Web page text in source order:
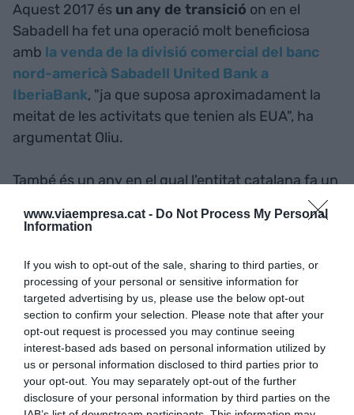
www.viaempresa.cat - Do Not Process My Personal
Information
If you wish to opt-out of the sale, sharing to third parties, or
processing of your personal or sensitive information for
targeted advertising by us, please use the below opt-out
section to confirm your selection. Please note that after your
opt-out request is processed you may continue seeing
interest-based ads based on personal information utilized by
us or personal information disclosed to third parties prior to
your opt-out. You may separately opt-out of the further
disclosure of your personal information by third parties on the
Aquest 2017 és un any de transició on en el
Sabadell ha fet una operació molt beneficiosa
amb la venda de la divisió comercial del banc
nord-americà Sabadell United Bank a
IberiaBank, "ja que suposa aproximadament la
meitat de les activitats que tenien als EUA", ha
argumentat Oliu.
També és un any en el qual l'entitat catalana fa un
desconnectem del Lloyds; estem complint totes
es materialitzarà entre finals de novembre i
principis de desembre". En aquest context, Oliu ha
descartat operacions de compra en l'Estat
espanyol, ja que el banc està en procés de
consolidació de resultats.